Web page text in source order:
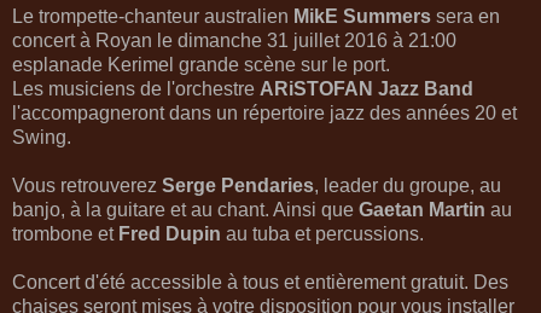
Le trompette-chanteur australien MikE Summers sera en
concert à Royan le dimanche 31 juillet 2016 à 21:00
esplanade Kerimel grande scène sur le port.
Les musiciens de l'orchestre ARiSTOFAN Jazz Band
l'accompagneront dans un répertoire jazz des années 20 et
Swing.
Vous retrouverez Serge Pendaries, leader du groupe, au
banjo, à la guitare et au chant. Ainsi que Gaetan Martin au
trombone et Fred Dupin au tuba et percussions.
Concert d'été accessible à tous et entièrement gratuit. Des
chaises seront mises à votre disposition pour vous installer